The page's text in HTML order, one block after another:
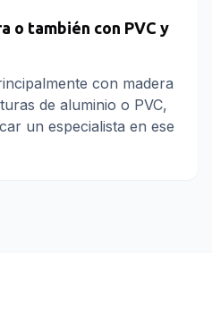
o también con PVC y
con madera
de aluminio o PVC,
un especialista en ese